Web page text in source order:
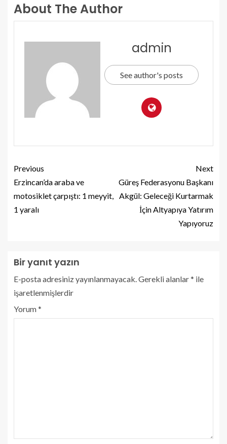
About The Author
admin
See author's posts
Previous
Erzincan’da araba ve
motosiklet çarpıştı: 1 meyyit,
1 yaralı
Next
Güreş Federasyonu Başkanı
Akgül: Geleceği Kurtarmak
İçin Altyapıya Yatırım
Yapıyoruz
Bir yanıt yazın
E-posta adresiniz yayınlanmayacak.Gerekli alanlar* ile
işaretlenmişlerdir
Yorum*